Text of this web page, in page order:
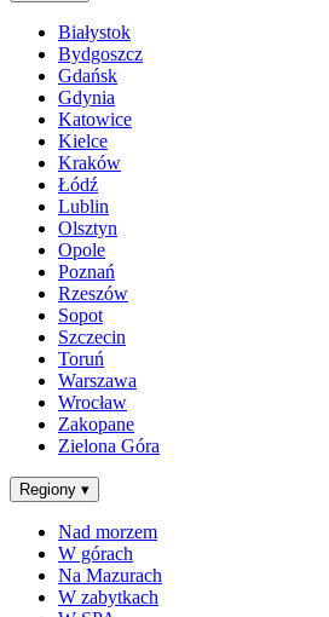
Białystok
Bydgoszcz
Gdańsk
Gdynia
Katowice
Kielce
Kraków
Łódź
Lublin
Olsztyn
Opole
Poznań
Rzeszów
Sopot
Szczecin
Toruń
Warszawa
Wrocław
Zakopane
Zielona Góra
Regiony ▾
Nad morzem
W górach
Na Mazurach
W zabytkach